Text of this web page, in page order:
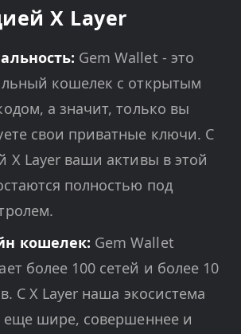
X Layer
Gem Wallet - это
кошелек с открытым
а значит, только вы
свои приватные ключи. С
X Layer ваши активы в этой
полностью под
кошелек: Gem Wallet
более 100 сетей и более 10
С X Layer наша экосистема
еще шире, совершеннее и